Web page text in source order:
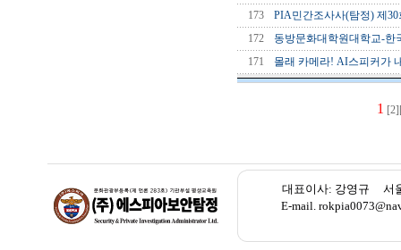
173
PIA민간조사사(탐정) 제
172
동방문화대학원대학교-한
171
몰래 카메라! AI스피커가
1 [2]
대표이사: 강영규 서
E-mail.